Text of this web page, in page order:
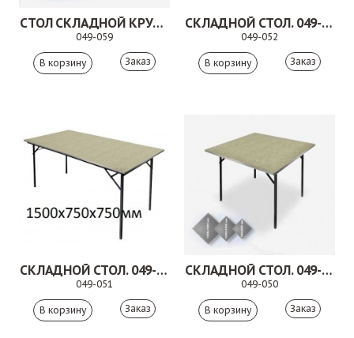
СТОЛ СКЛАДНОЙ КРУГЛЫЙ.049-059
049-059
Заказ
СКЛАДНОЙ СТОЛ. 049-052
049-052
Заказ
СКЛАДНОЙ СТОЛ. 049-051
049-051
Заказ
СКЛАДНОЙ СТОЛ. 049-050
049-050
Заказ